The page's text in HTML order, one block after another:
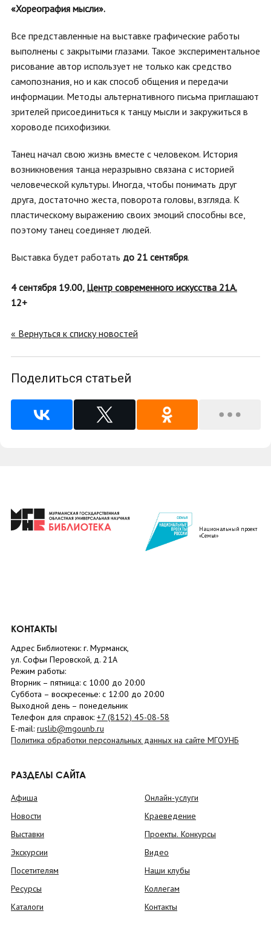
«Хореография мысли».
Все представленные на выставке графические работы
выполнены с закрытыми глазами. Такое экспериментальное
рисование автор использует не только как средство
самопознания, но и как способ общения и передачи
информации. Методы альтернативного письма приглашают
зрителей присоединиться к танцу мысли и закружиться в
хороводе психофизики.
Танец начал свою жизнь вместе с человеком. История
возникновения танца неразрывно связана с историей
человеческой культуры. Иногда, чтобы понимать друг
друга, достаточно жеста, поворота головы, взгляда. К
пластическому выражению своих эмоций способны все,
поэтому танец соединяет людей.
Выставка будет работать до 21 сентября.
4 сентября 19.00, Центр современного искусства 21А.
12+
« Вернуться к списку новостей
Поделиться статьей
Национальный проект
«Семья»
КОНТАКТЫ
Адрес Библиотеки: г. Мурманск,
ул. Софьи Перовской, д. 21А
Режим работы:
Вторник – пятница: с 10:00 до 20:00
Суббота – воскресенье: c 12:00 до 20:00
Выходной день – понедельник
Телефон для справок: +7 (8152) 45-08-58
E-mail: ruslib@mgounb.ru
Политика обработки персональных данных на сайте МГОУНБ
РАЗДЕЛЫ САЙТА
Афиша
Новости
Выставки
Экскурсии
Посетителям
Ресурсы
Каталоги
Онлайн-услуги
Краеведение
Проекты. Конкурсы
Видео
Наши клубы
Коллегам
Контакты